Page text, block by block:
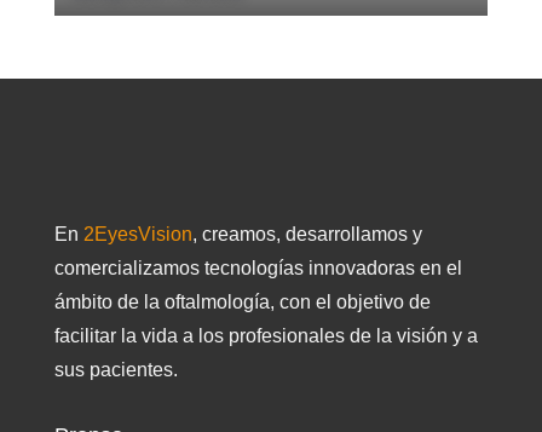
En 2EyesVision, creamos, desarrollamos y
comercializamos tecnologías innovadoras en el
ámbito de la oftalmología, con el objetivo de
facilitar la vida a los profesionales de la visión y a
sus pacientes.